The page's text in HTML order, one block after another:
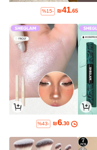
₪41.65
%15-
₪6.30
%43-